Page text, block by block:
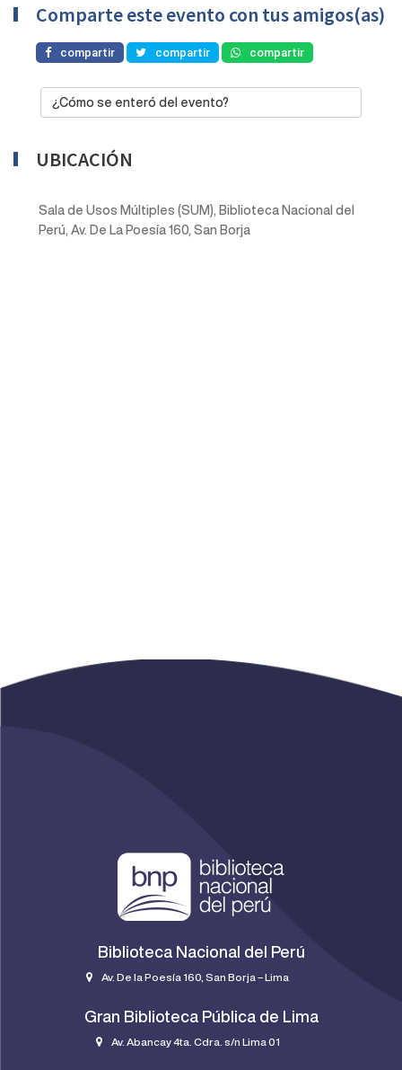
Comparte este evento con tus amigos(as)
compartir compartir compartir
¿Cómo se enteró del evento?
UBICACIÓN
Sala de Usos Múltiples (SUM), Biblioteca Nacional del
Perú, Av. De La Poesía 160, San Borja
Biblioteca Nacional del Perú
Av. De la Poesía 160, San Borja – Lima
Gran Biblioteca Pública de Lima
Av. Abancay 4ta. Cdra. s/n Lima 01